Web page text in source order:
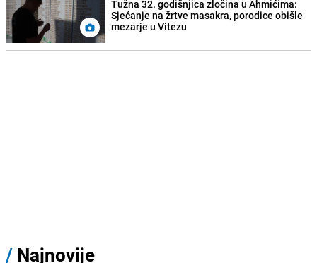
Tužna 32. godišnjica zločina u Ahmićima:
Sjećanje na žrtve masakra, porodice obišle
mezarje u Vitezu
/ Najnovije